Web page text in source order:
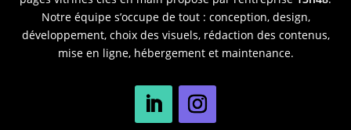
Notre équipe s’occupe de tout : conception, design,
développement, choix des visuels, rédaction des contenus,
mise en ligne, hébergement et maintenance.